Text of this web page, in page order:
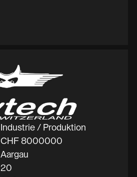
Industrie / Produktion
CHF 8000000
Aargau
20